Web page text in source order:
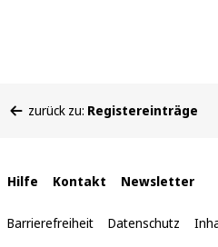
befinden
zurück zu: Registereinträge
Interne
Links
Hilfe Kontakt Newsletter
Barrierefreiheit Datenschutz